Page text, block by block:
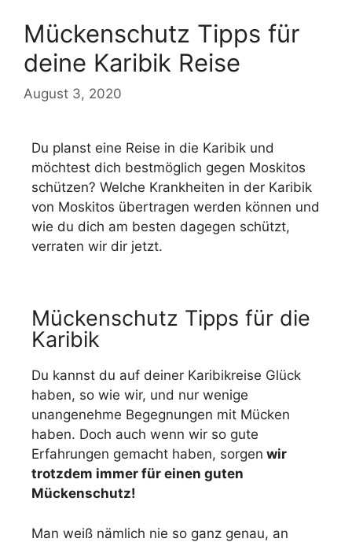
Mückenschutz Tipps für
deine Karibik Reise
August 3, 2020
Du planst eine Reise in die Karibik und
möchtest dich bestmöglich gegen Moskitos
schützen? Welche Krankheiten in der Karibik
von Moskitos übertragen werden können und
wie du dich am besten dagegen schützt,
verraten wir dir jetzt.
Mückenschutz Tipps für die
Karibik
Du kannst du auf deiner Karibikreise Glück
haben, so wie wir, und nur wenige
unangenehme Begegnungen mit Mücken
haben. Doch auch wenn wir so gute
Erfahrungen gemacht haben, sorgen wir
trotzdem immer für einen guten
Mückenschutz!
Man weiß nämlich nie so ganz genau, an